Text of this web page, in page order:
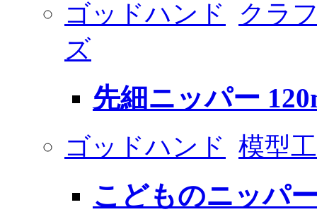
ゴッドハンド
クラ
ズ
先細ニッパー
ゴッドハンド 模型
こどものニッパ